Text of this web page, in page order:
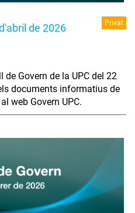
de 2026 Privat
Govern de la UPC del 22
documents informatius de
web Govern UPC.